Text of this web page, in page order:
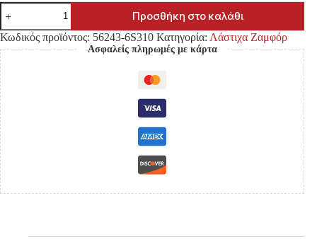
ΛΑΣΤΙΧΟ
ΖΑΜΦΟΡ
NISSAN
D22
ΟΠΙΣ.
ποσότητα
Προσθήκη στο καλάθι
Κωδικός προϊόντος: 56243-6S310 Κατηγορία: Λάστιχα Ζαμφόρ
Ασφαλείς πληρωμές με κάρτα